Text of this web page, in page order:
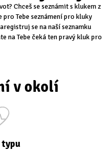
Chceš se seznámit s klukem z
Tebe seznámení pro kluky
se na naší seznamku
na Tebe čeká ten pravý kluk pro
v okolí